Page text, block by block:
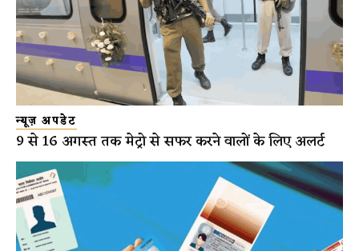
न्यूज़ अपडेट
9 से 16 अगस्त तक मेट्रो से सफर करने वालों के लिए अलर्ट